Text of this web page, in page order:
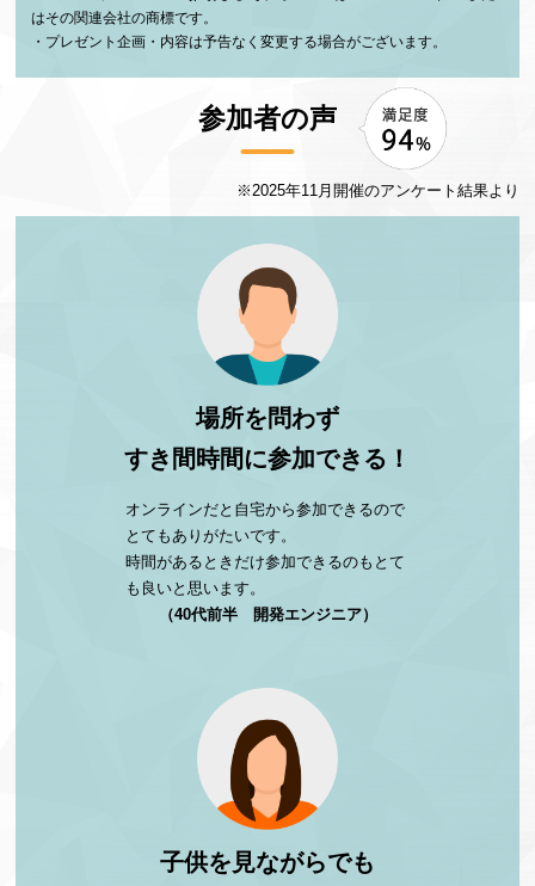
はその関連会社の商標です。
プレゼント企画・内容は予告なく変更する場合がございます。
参加者の声
※2025年11月開催のアンケート結果より
場所を問わず
すき間時間に参加できる！
オンラインだと自宅から参加できるので
とてもありがたいです。
時間があるときだけ参加できるのもとて
も良いと思います。
（40代前半 開発エンジニア）
子供を見ながらでも